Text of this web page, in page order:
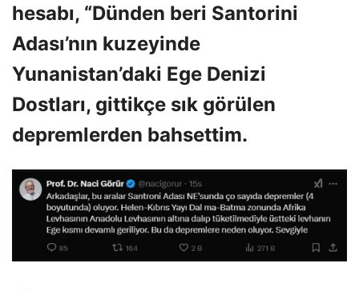
hesabı, “Dünden beri Santorini
Adası’nın kuzeyinde
Yunanistan’daki Ege Denizi
Dostları, gittikçe sık görülen
depremlerden bahsettim.